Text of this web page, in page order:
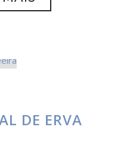
DE ERVA